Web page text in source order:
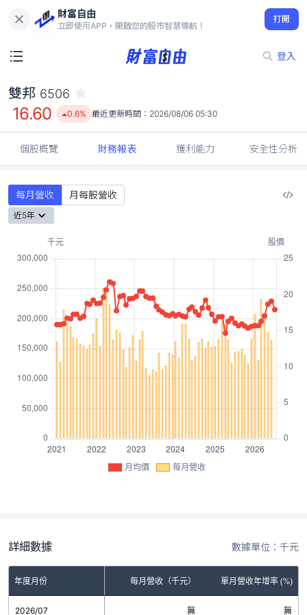
財富自由
立即使用APP，開啟您的股市智慧導航！
打開
登入
16.60
0.6%
雙邦 6506
16.60 0.6% 最近更新時間： 2026/08/06 05:30
個股概覽 財務報表 獲利能力 安全性分析
每月營收 月每股營收
近5年
月均價 每月營收
詳細數據 數據單位：千元
年度月份 每月營收（千元） 單月營收年增率 (%)
2026/07 無 無